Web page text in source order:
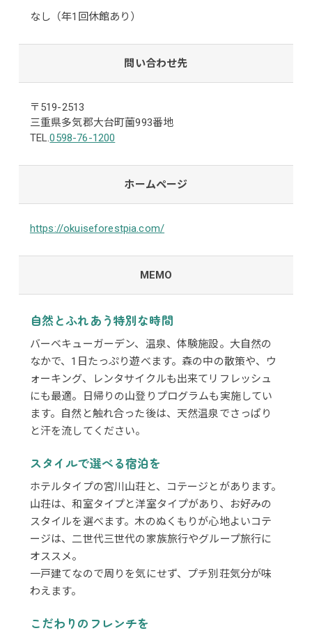
なし（年1回休館あり）
問い合わせ先
〒519-2513
三重県多気郡大台町薗993番地
TEL.0598-76-1200
ホームページ
https://okuiseforestpia.com/
MEMO
自然とふれあう特別な時間
バーベキューガーデン、温泉、体験施設。大自然の
なかで、1日たっぷり遊べます。森の中の散策や、ウ
ォーキング、レンタサイクルも出来てリフレッシュ
にも最適。日帰りの山登りプログラムも実施してい
ます。自然と触れ合った後は、天然温泉でさっぱり
と汗を流してください。
スタイルで選べる宿泊を
ホテルタイプの宮川山荘と、コテージとがあります。
山荘は、和室タイプと洋室タイプがあり、お好みの
スタイルを選べます。木のぬくもりが心地よいコテ
ージは、二世代三世代の家族旅行やグループ旅行に
オススメ。
一戸建てなので周りを気にせず、プチ別荘気分が味
わえます。
こだわりのフレンチを